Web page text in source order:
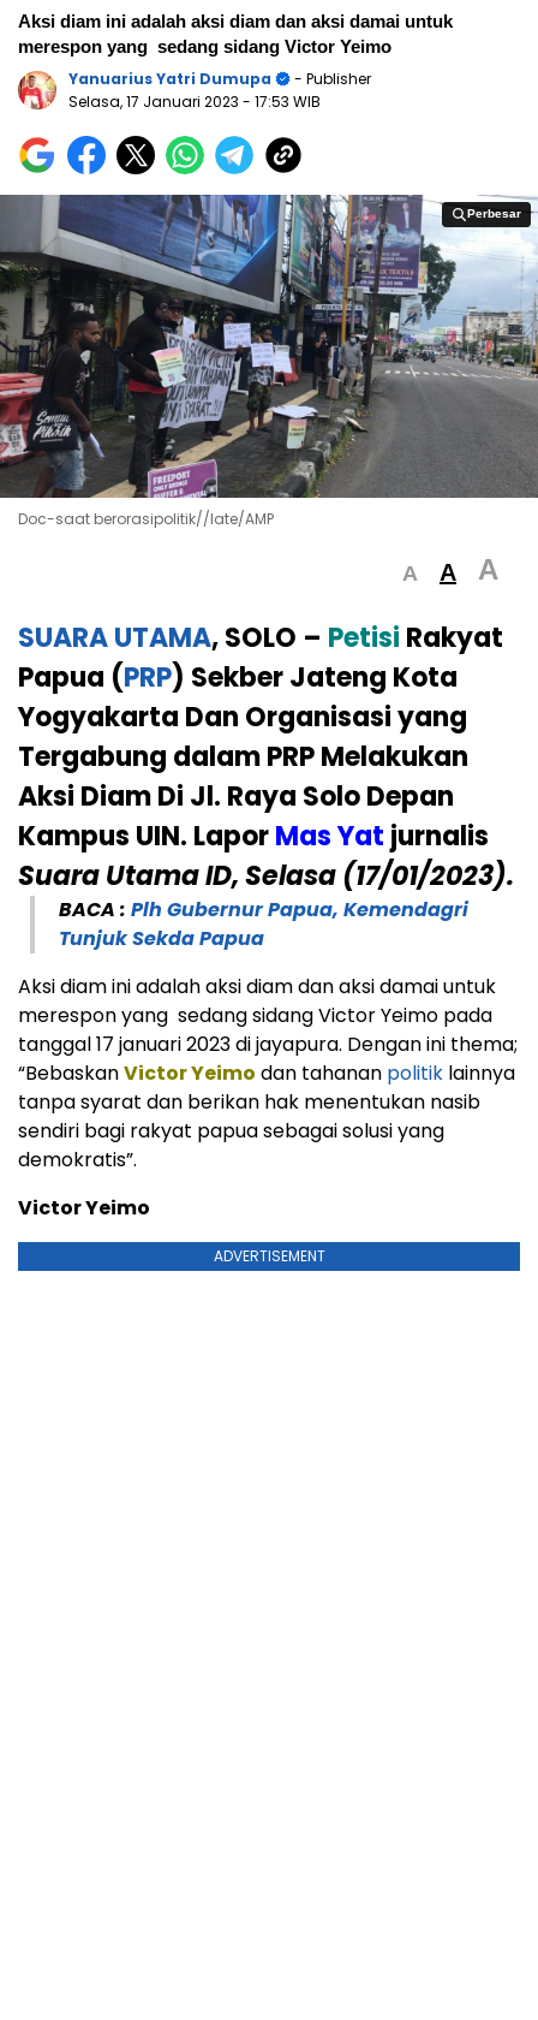
Aksi diam ini adalah aksi diam dan aksi damai untuk
merespon yang sedang sidang Victor Yeimo
Yanuarius Yatri Dumupa
- Publisher
Selasa, 17 Januari 2023 - 17:53 WIB
Perbesar
Perbesar
Doc-saat berorasipolitik//late/AMP
A A A
SUARA UTAMA, SOLO – Petisi Rakyat
Papua (PRP) Sekber Jateng Kota
Yogyakarta Dan Organisasi yang
Tergabung dalam PRP Melakukan
Aksi Diam Di Jl. Raya Solo Depan
Kampus UIN. LaporMas Yat jurnalis
Suara Utama ID, Selasa (17/01/2023).
BACA : Plh Gubernur Papua, Kemendagri
Tunjuk Sekda Papua
Aksi diam ini adalah aksi diam dan aksi damai untuk
merespon yang sedang sidang Victor Yeimo pada
tanggal 17 januari 2023 di jayapura. Dengan ini thema;
“BebaskanVictor Yeimo dan tahanan politik lainnya
tanpa syarat dan berikan hak menentukan nasib
sendiri bagi rakyat papua sebagai solusi yang
demokratis”.
Victor Yeimo
ADVERTISEMENT